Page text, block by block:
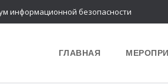
информационной безопасности
ГЛАВНАЯ